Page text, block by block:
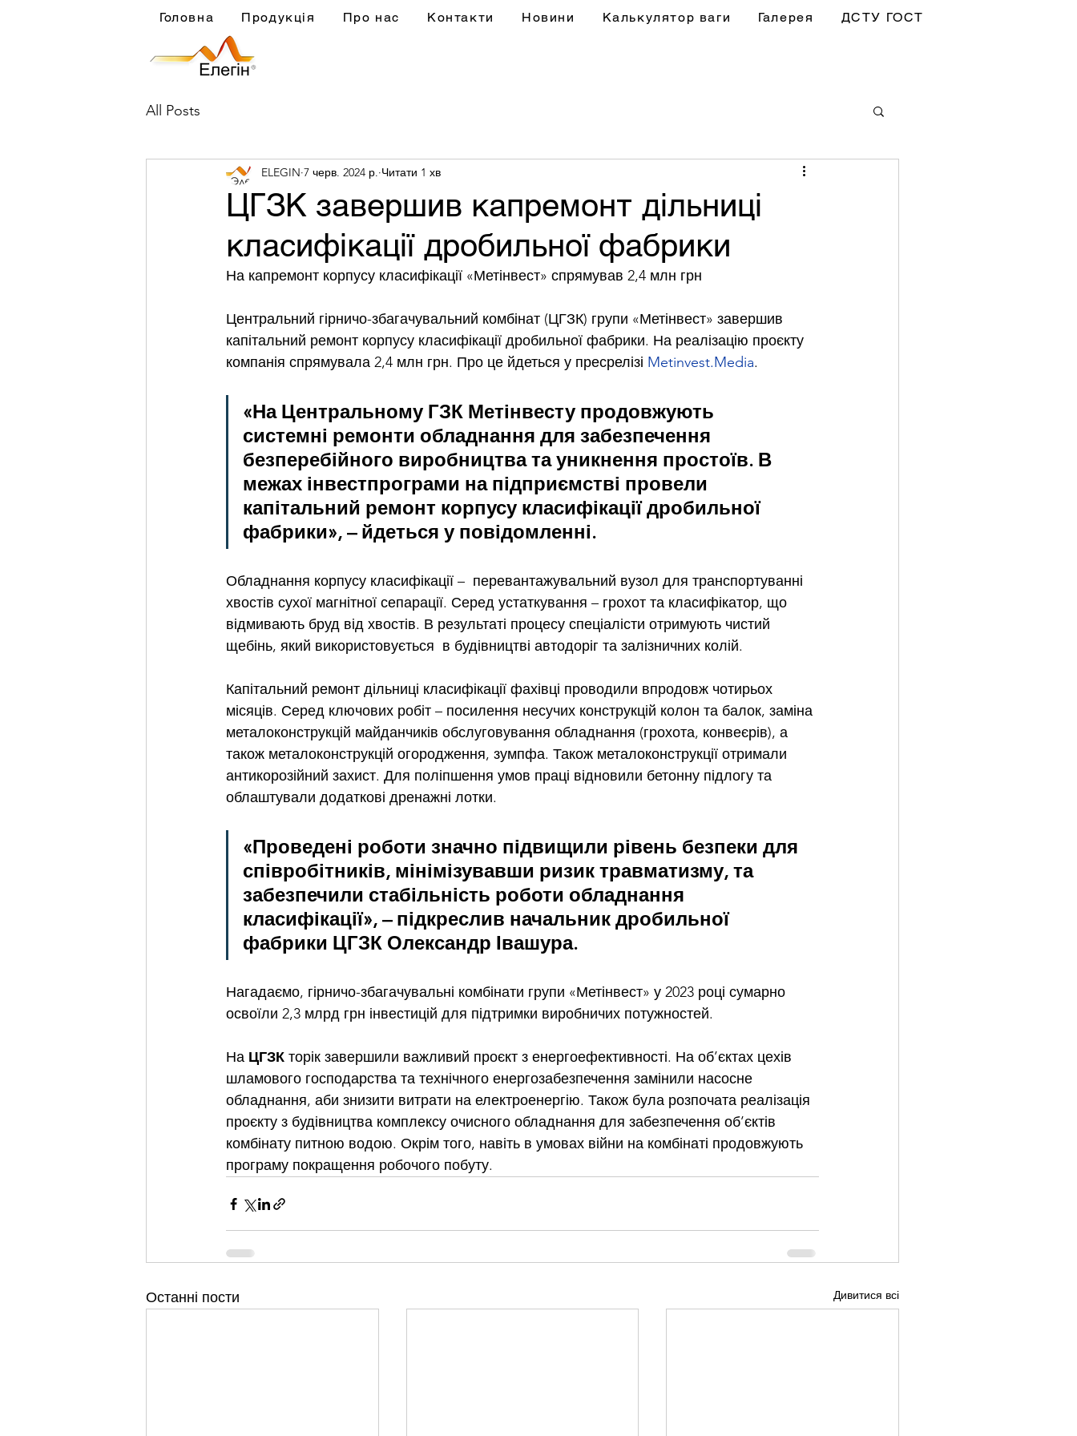
Головна Продукція Про нас Контакти Новини Калькулятор ваги Галерея ДСТУ ГОСТ
All Posts
ЦГЗК завершив капремонт дільниці
класифікації дробильної фабрики
ELEGIN 7 черв. 2024 р. Читати 1 хв
На капремонт корпусу класифікації «Метінвест» спрямував 2,4 млн грн
Центральний гірничо-збагачувальний комбінат (ЦГЗК) групи «Метінвест» завершив
капітальний ремонт корпусу класифікації дробильної фабрики. На реалізацію проєкту
компанія спрямувала 2,4 млн грн. Про це йдеться у пресрелізі Metinvest.Media.
«На Центральному ГЗК Метінвесту продовжують
системні ремонти обладнання для забезпечення
безперебійного виробництва та уникнення простоїв. В
межах інвестпрограми на підприємстві провели
капітальний ремонт корпусу класифікації дробильної
фабрики», – йдеться у повідомленні.
Обладнання корпусу класифікації –  перевантажувальний вузол для транспортуванні
хвостів сухої магнітної сепарації. Серед устаткування – грохот та класифікатор, що
відмивають бруд від хвостів. В результаті процесу спеціалісти отримують чистий
щебінь, який використовується  в будівництві автодоріг та залізничних колій.
Капітальний ремонт дільниці класифікації фахівці проводили впродовж чотирьох
місяців. Серед ключових робіт – посилення несучих конструкцій колон та балок, заміна
металоконструкцій майданчиків обслуговування обладнання (грохота, конвеєрів), а
також металоконструкцій огородження, зумпфа. Також металоконструкції отримали
антикорозійний захист. Для поліпшення умов праці відновили бетонну підлогу та
облаштували додаткові дренажні лотки.
«Проведені роботи значно підвищили рівень безпеки для
співробітників, мінімізувавши ризик травматизму, та
забезпечили стабільність роботи обладнання
класифікації», – підкреслив начальник дробильної
фабрики ЦГЗК Олександр Івашура.
Нагадаємо, гірничо-збагачувальні комбінати групи «Метінвест» у 2023 році сумарно
освоїли 2,3 млрд грн інвестицій для підтримки виробничих потужностей.
На ЦГЗК торік завершили важливий проєкт з енергоефективності. На об’єктах цехів
шламового господарства та технічного енергозабезпечення замінили насосне
обладнання, аби знизити витрати на електроенергію. Також була розпочата реалізація
проєкту з будівництва комплексу очисного обладнання для забезпечення об’єктів
комбінату питною водою. Окрім того, навіть в умовах війни на комбінаті продовжують
програму покращення робочого побуту.
Останні пости Дивитися всі